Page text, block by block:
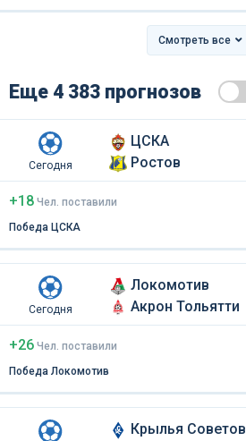
Смотреть все
Еще 4 383 прогнозов
Сегодня
ЦСКА
Ростов
+18 Чел. поставили
Победа ЦСКА
Сегодня
Локомотив
Акрон Тольятти
+26 Чел. поставили
Победа Локомотив
Крылья Советов